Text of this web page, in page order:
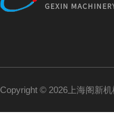
Copyright © 2026上海阁新